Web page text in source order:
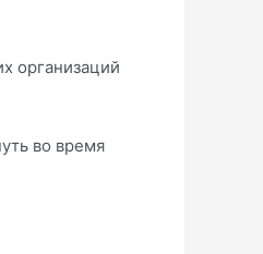
организаций
во время